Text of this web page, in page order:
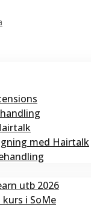
med Hairtalk
utb 2026
i SoMe